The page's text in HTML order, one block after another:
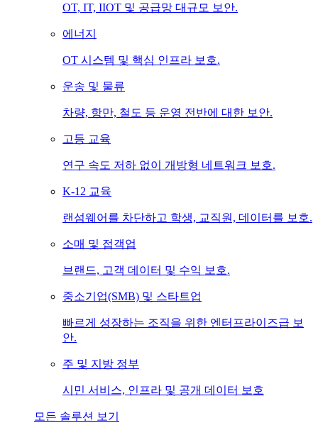
OT, IT, IIOT 및 공급망 대규모 보안.
에너지
OT 시스템 및 핵심 인프라 보호.
운송 및 물류
차량, 항만, 철도 등 운영 전반에 대한 보안.
고등 교육
연구 속도 저하 없이 개방형 네트워크 보호.
K-12 교육
랜섬웨어를 차단하고 학생, 교직원, 데이터를 보호.
소매 및 접객업
브랜드, 고객 데이터 및 수익 보호.
중소기업(SMB) 및 스타트업
빠르게 성장하는 조직을 위한 엔터프라이즈급 보
안.
주 및 지방 정부
시민 서비스, 인프라 및 공개 데이터 보호
모든 솔루션 보기